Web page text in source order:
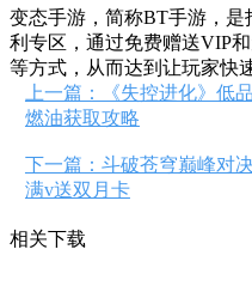
变态手游，简称BT手游，
利专区，通过免费赠送VIP
等方式，从而达到让玩家快
上一篇：《失控进化》低
燃油获取攻略
下一篇：斗破苍穹巅峰对
满v送双月卡
相关下载